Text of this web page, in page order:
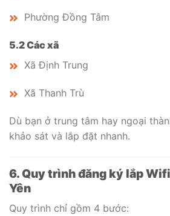
Phường Đồng Tâm
5.2 Các xã
Xã Định Trung
Xã Thanh Trù
Dù bạn ở trung tâm hay ngoại
khảo sát và lắp đặt nhanh.
6. Quy trình đăng ký lắp
Yên
Quy trình chỉ gồm 4 bước: